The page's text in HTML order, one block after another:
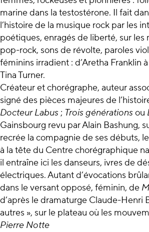
marine dans la testostérone. Il fait
l’histoire de la musique rock par les
poétiques, enragés de liberté, sur
pop-rock, sons de révolte, paroles
féminins irradient : d’Aretha Franklin
Tina Turner.
Créateur et chorégraphe, auteur
signé des pièces majeures de
Docteur Labus; Trois générationsou
Gainsbourg revu par Alain Bashung,
recrée la compagnie de ses débuts,
à la tête du Centre chorégraphique
il entraîne ici les danseurs, ivres de
électriques. Autant d’évocations
dans le versant opposé, féminin, de
d’après le dramaturge Claude-Henri
autres », sur le plateau où les
Pierre Notte